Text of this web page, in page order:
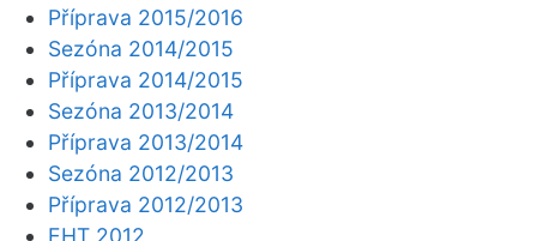
Příprava 2015/2016
Sezóna 2014/2015
Příprava 2014/2015
Sezóna 2013/2014
Příprava 2013/2014
Sezóna 2012/2013
Příprava 2012/2013
EHT 2012